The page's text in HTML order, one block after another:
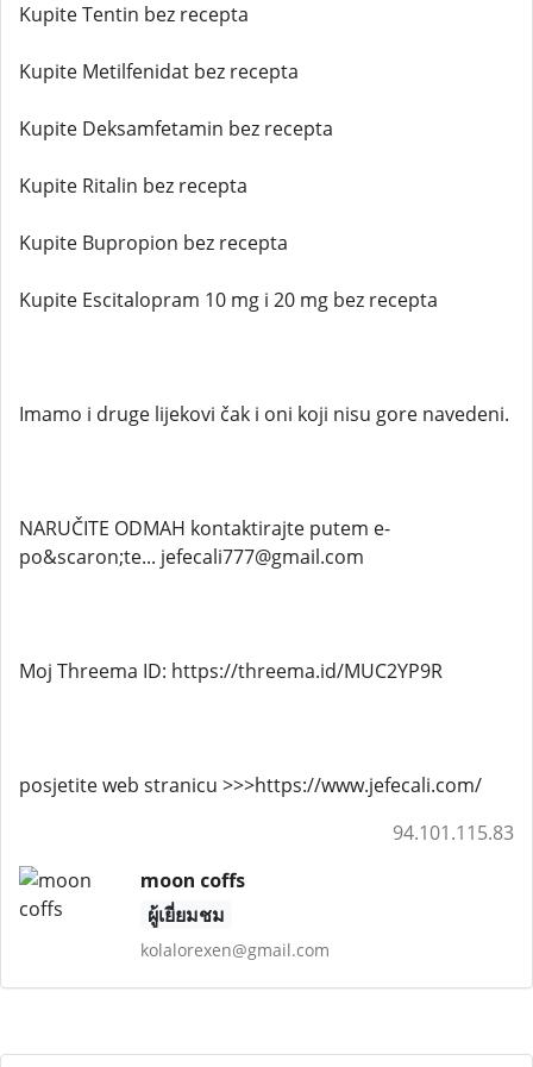
Kupite Tentin bez recepta
Kupite Metilfenidat bez recepta
Kupite Deksamfetamin bez recepta
Kupite Ritalin bez recepta
Kupite Bupropion bez recepta
Kupite Escitalopram 10 mg i 20 mg bez recepta
Imamo i druge lijekovi čak i oni koji nisu gore navedeni.
NARUČITE ODMAH kontaktirajte putem e-
po&scaron;te... jefecali777@gmail.com
Moj Threema ID: https://threema.id/MUC2YP9R
posjetite web stranicu >>>https://www.jefecali.com/
94.101.115.83
moon coffs
ผู้เยี่ยมชม
kolalorexen@gmail.com